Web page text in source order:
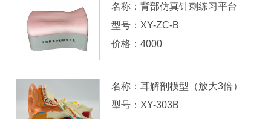
名称：背部仿真针刺练习平台
型号：XY-ZC-B
价格：4000
名称：耳解剖模型（放大3倍）
型号：XY-303B